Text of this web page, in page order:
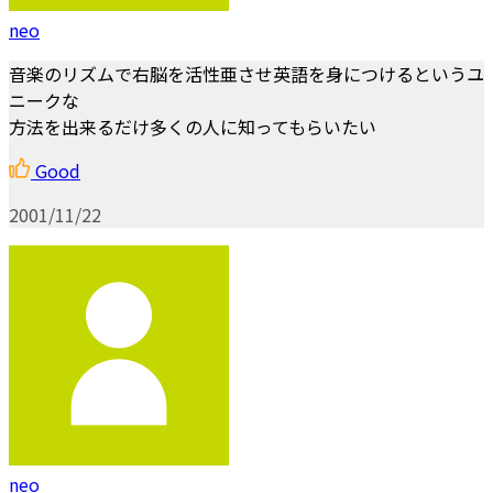
neo
音楽のリズムで右脳を活性亜させ英語を身につけるというユ
ニークな
方法を出来るだけ多くの人に知ってもらいたい
Good
2001/11/22
neo